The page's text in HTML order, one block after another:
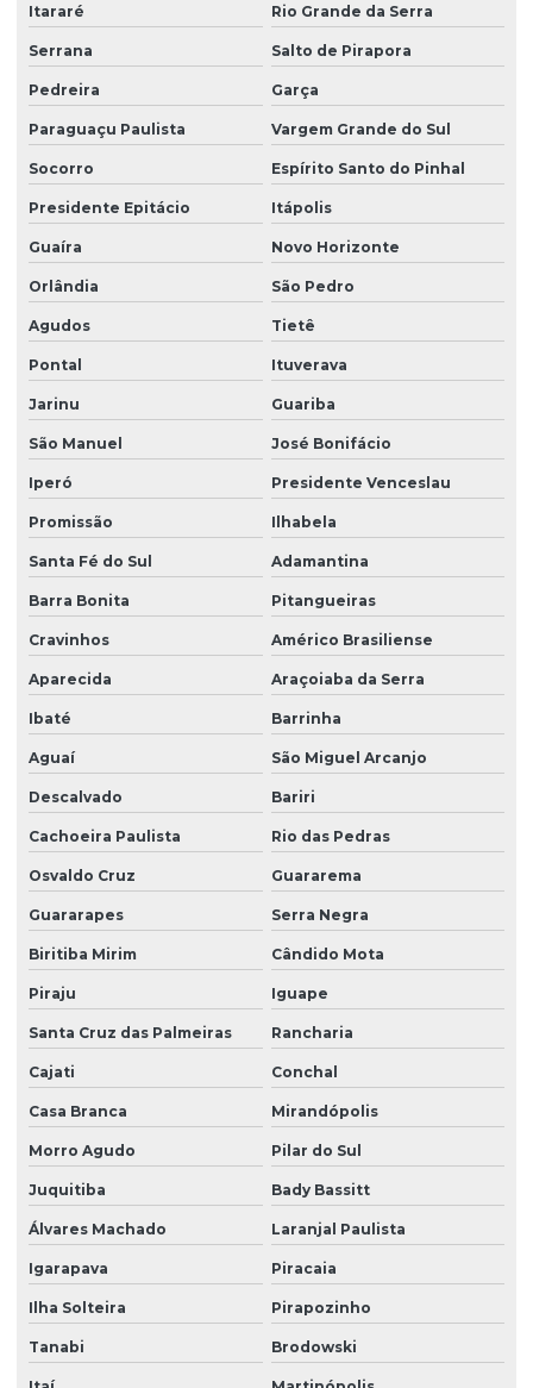
Limpeza de vidro predial
Limpeza de vidros em altura
Limpeza de vidros externos
Limpeza de vidros e fachadas
Limpeza de vidros preço
Limpeza de vidros em prédios
Limpeza de vidros profissional
Manutenção elétrica predial
Manutenção predial facilities
Melhores empresas de portaria virtual
Orçamento de limpeza de fachada
Portaria de condomínio automatizada
Portaria eletrônica
Portaria eletrônica condomínio
Portaria remota
Portaria remota condomínio
Portaria remota preço
Portaria e zeladoria
Portaria e zeladoria terceirizadas
Poste de câmeras
Recepção e portaria
Recepção e segurança em portarias
Recepção terceirização
Segurança eletrônica
Segurança portaria zeladoria
Serviço de câmeras 24 horas
Itararé Rio Grande da Serra
Serrana Salto de Pirapora
Pedreira Garça
Paraguaçu Paulista Vargem Grande do Sul
Socorro Espírito Santo do Pinhal
Presidente Epitácio Itápolis
Guaíra Novo Horizonte
Orlândia São Pedro
Agudos Tietê
Pontal Ituverava
Jarinu Guariba
São Manuel José Bonifácio
Iperó Presidente Venceslau
Promissão Ilhabela
Santa Fé do Sul Adamantina
Barra Bonita Pitangueiras
Cravinhos Américo Brasiliense
Aparecida Araçoiaba da Serra
Ibaté Barrinha
Aguaí São Miguel Arcanjo
Descalvado Bariri
Cachoeira Paulista Rio das Pedras
Osvaldo Cruz Guararema
Guararapes Serra Negra
Biritiba Mirim Cândido Mota
Piraju Iguape
Santa Cruz das Palmeiras Rancharia
Cajati Conchal
Casa Branca Mirandópolis
Morro Agudo Pilar do Sul
Juquitiba Bady Bassitt
Álvares Machado Laranjal Paulista
Igarapava Piracaia
Ilha Solteira Pirapozinho
Tanabi Brodowski